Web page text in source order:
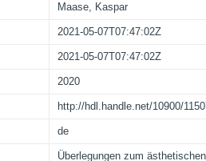
Maase, Kaspar
2021-05-07T07:47:02Z
2021-05-07T07:47:02Z
2020
http://hdl.handle.net/10900/
de
Überlegungen zum